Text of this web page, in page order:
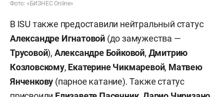
Фото: «БИЗНЕС Online»
В ISU также предоставили нейтральный статус
Александре Игнатовой (до замужества —
Трусовой), Александре Бойковой, Дмитрию
Козловскому, Екатерине Чикмаревой, Матвею
Янченкову (парное катание). Также статус